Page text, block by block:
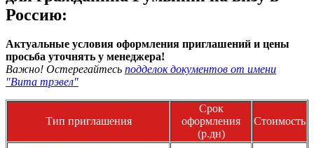
Россию:
Актуальные условия оформления приглашений и цены
просьба уточнять у менеджера!
Важно! Остерегайтесь подделок документов от имени
"Вита трэвел"
Тип приглашения
Срок
оформления
(р.дн)
Стоимость